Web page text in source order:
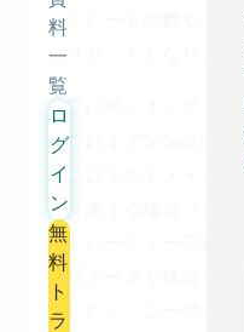
料
一
覧
ロ
グ
イ
ン
無
料
ト
ラ
リピート回数や、
リセットとなります
②に関しまして
これまでSiTest (サ
つ以上のドメイン
計測する場合（ク
ドパーティー
問データを接続する
ただし、ユーザー